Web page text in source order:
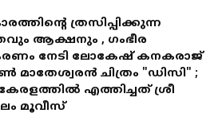
ത്രസിപ്പിക്കുന്ന
ആക്ഷനും , ഗംഭീര
നേടി ലോകേഷ് കനകരാജ്
ചിത്രം "ഡിസി" ;
കേരളത്തിൽ എത്തിച്ചത് ശ്രീ
മൂവീസ്